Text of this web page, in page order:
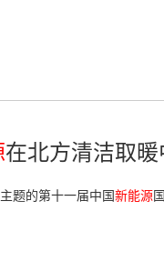
在北方清洁取
题的第十一届中国新能源